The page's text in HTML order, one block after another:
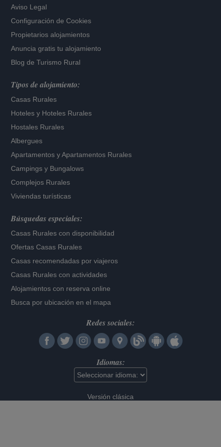
Aviso Legal
Configuración de Cookies
Propietarios alojamientos
Anuncia gratis tu alojamiento
Blog de Turismo Rural
Tipos de alojamiento:
Casas Rurales
Hoteles y Hoteles Rurales
Hostales Rurales
Albergues
Apartamentos yApartamentos Rurales
Campings y Bungalows
Complejos Rurales
Viviendas turísticas
Búsquedas especiales:
Casas Rurales con disponibilidad
Ofertas Casas Rurales
Casas recomendadas por viajeros
Casas Rurales con actividades
Alojamientos con reserva online
Busca por ubicación en el mapa
Redes sociales:
Idiomas:
Versión clásica